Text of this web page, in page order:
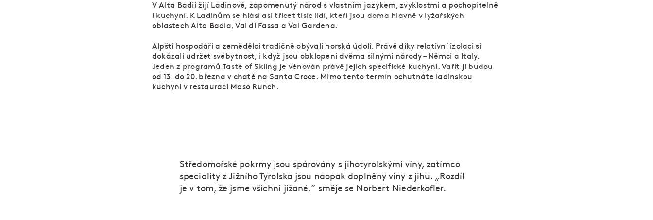
V Alta Badii žijí Ladinové, zapomenutý národ s vlastním jazykem, zvyklostmi a pochopitelně
i kuchyní. K Ladinům se hlásí asi třicet tisíc lidí, kteří jsou doma hlavně v lyžařských
oblastech Alta Badia, Val di Fassa a Val Gardena.
Alpští hospodáři a zemědělci tradičně obývali horská údolí. Právě díky relativní izolaci si
dokázali udržet svébytnost, i když jsou obklopeni dvěma silnými národy – Němci a Italy.
Jeden z programů Taste of Skiing je věnován právě jejich specifické kuchyni. Vařit ji budou
od 13. do 20. března v chatě na Santa Croce. Mimo tento termín ochutnáte ladinskou
kuchyni v restauraci Maso Runch.
Středomořské pokrmy jsou spárovány s jihotyrolskými víny, zatímco
speciality z Jižního Tyrolska jsou naopak doplněny víny z jihu. „Rozdíl
je v tom, že jsme všichni jižané,“ směje se Norbert Niederkofler.